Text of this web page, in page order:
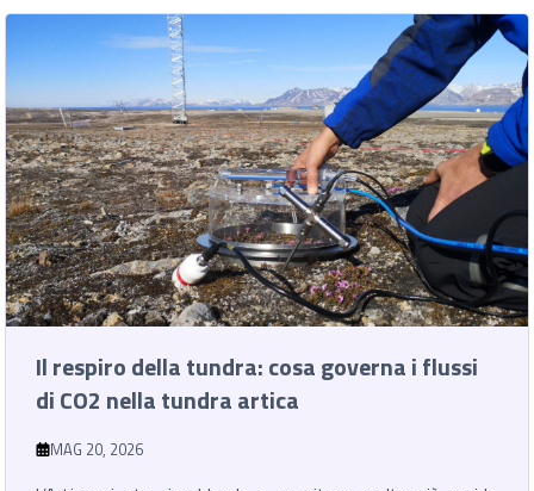
Il respiro della tundra: cosa governa i flussi
di CO2 nella tundra artica
MAG 20, 2026